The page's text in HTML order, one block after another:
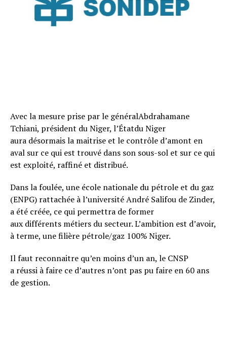
Avec la mesure prise par le généralAbdrahamane
Tchiani, président du Niger, l’Étatdu Niger
aura désormais la maitrise et le contrôle d’amont en
aval sur ce qui est trouvé dans son sous-sol et sur ce qui
est exploité, raffiné et distribué.
Dans la foulée, une école nationale du pétrole et du gaz
(ENPG) rattachée à l’université André Salifou de Zinder,
a été créée, ce qui permettra de former
aux différents métiers du secteur. L’ambition est d’avoir,
à terme, une filière pétrole/gaz 100% Niger.
Il faut reconnaitre qu’en moins d’un an, le CNSP
a réussi à faire ce d’autres n’ont pas pu faire en 60 ans
de gestion.